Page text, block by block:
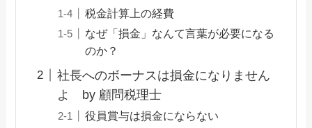
税金計算上の経費
なぜ「損金」なんて言葉が必要になる
のか？
社長へのボーナスは損金になりません
よ by 顧問税理士
役員賞与は損金にならない